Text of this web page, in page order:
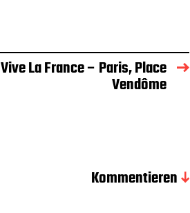
Vive La France – Paris, Place
Vendôme
Kommentieren